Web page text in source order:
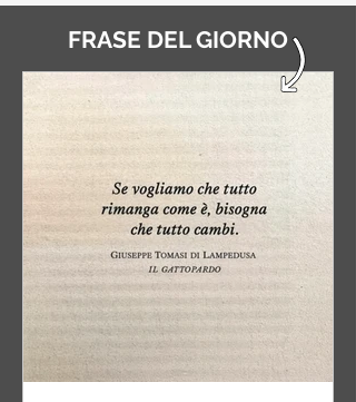
FRASE DEL GIORNO